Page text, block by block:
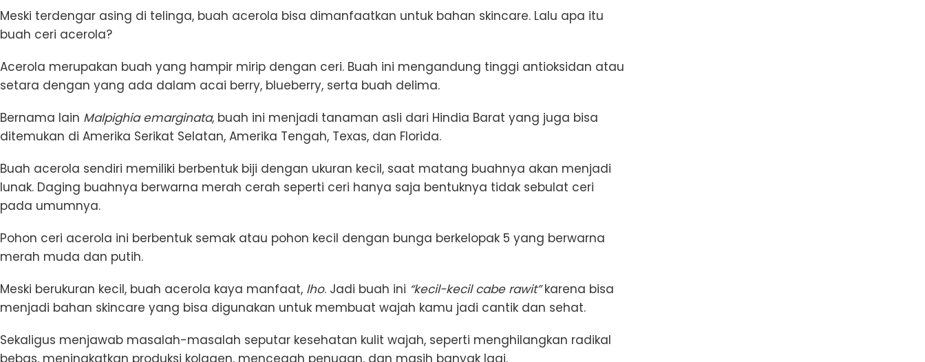
Meski terdengar asing di telinga, buah acerola bisa dimanfaatkan untuk bahan skincare. Lalu apa itu
buah ceri acerola?
Acerola merupakan buah yang hampir mirip dengan ceri. Buah ini mengandung tinggi antioksidan atau
setara dengan yang ada dalam acai berry, blueberry, serta buah delima.
Bernama lain Malpighia emarginata, buah ini menjadi tanaman asli dari Hindia Barat yang juga bisa
ditemukan di Amerika Serikat Selatan, Amerika Tengah, Texas, dan Florida.
Buah acerola sendiri memiliki berbentuk biji dengan ukuran kecil, saat matang buahnya akan menjadi
lunak. Daging buahnya berwarna merah cerah seperti ceri hanya saja bentuknya tidak sebulat ceri
pada umumnya.
Pohon ceri acerola ini berbentuk semak atau pohon kecil dengan bunga berkelopak 5 yang berwarna
merah muda dan putih.
Meski berukuran kecil, buah acerola kaya manfaat, lho. Jadi buah ini “kecil-kecil cabe rawit”karena bisa
menjadi bahan skincare yang bisa digunakan untuk membuat wajah kamu jadi cantik dan sehat.
Sekaligus menjawab masalah-masalah seputar kesehatan kulit wajah, seperti menghilangkan radikal
bebas, meningkatkan produksi kolagen, mencegah penuaan, dan masih banyak lagi.